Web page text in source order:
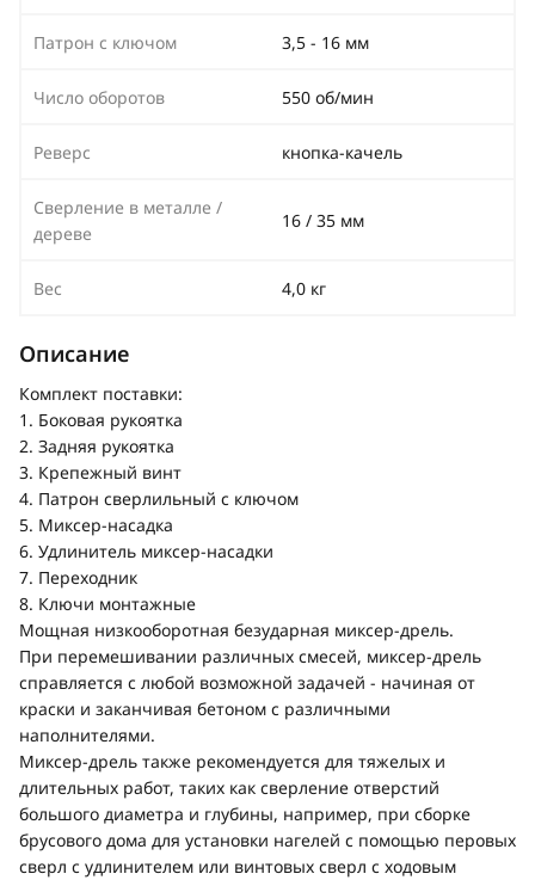
Патрон с ключом 3,5 - 16 мм
Число оборотов 550 об/мин
Реверс кнопка-качель
Сверление в металле /
дереве
16 / 35 мм
Вес 4,0 кг
Описание
Комплект поставки:
1. Боковая рукоятка
2. Задняя рукоятка
3. Крепежный винт
4. Патрон сверлильный с ключом
5. Миксер-насадка
6. Удлинитель миксер-насадки
7. Переходник
8. Ключи монтажные
Мощная низкооборотная безударная миксер-дрель.
При перемешивании различных смесей, миксер-дрель
справляется с любой возможной задачей - начиная от
краски и заканчивая бетоном с различными
наполнителями.
Миксер-дрель также рекомендуется для тяжелых и
длительных работ, таких как сверление отверстий
большого диаметра и глубины, например, при сборке
брусового дома для установки нагелей с помощью перовых
сверл с удлинителем или винтовых сверл с ходовым